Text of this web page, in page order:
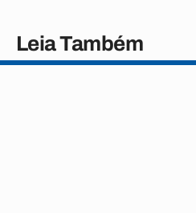
Leia Também